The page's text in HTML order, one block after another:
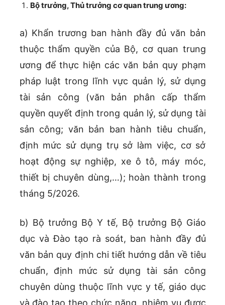
Bộ trưởng, Thủ trưởng cơ quan trung ương:
a) Khẩn trương ban hành đầy đủ văn bản
thuộc thẩm quyền của Bộ, cơ quan trung
ương để thực hiện các văn bản quy phạm
pháp luật trong lĩnh vực quản lý, sử dụng
tài sản công (văn bản phân cấp thẩm
quyền quyết định trong quản lý, sử dụng tài
sản công; văn bản ban hành tiêu chuẩn,
định mức sử dụng trụ sở làm việc, cơ sở
hoạt động sự nghiệp, xe ô tô, máy móc,
thiết bị chuyên dùng,…); hoàn thành trong
tháng 5/2026.
b) Bộ trưởng Bộ Y tế, Bộ trưởng Bộ Giáo
dục và Đào tạo rà soát, ban hành đầy đủ
văn bản quy định chi tiết hướng dẫn về tiêu
chuẩn, định mức sử dụng tài sản công
chuyên dùng thuộc lĩnh vực y tế, giáo dục
và đào tạo theo chức năng, nhiệm vụ được